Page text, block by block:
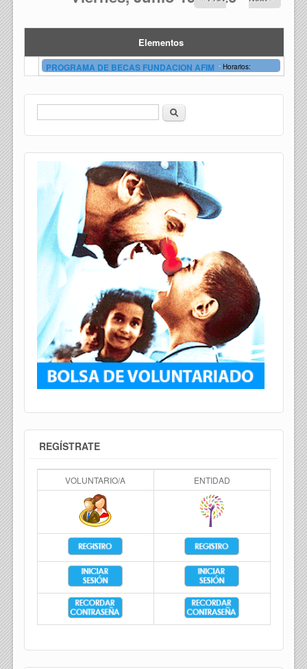
Elementos
PROGRAMA DE BECAS FUNDACION AFIM - Horarios:
Formulario de búsqueda
Buscar
REGÍSTRATE
VOLUNTARIO/A ENTIDAD